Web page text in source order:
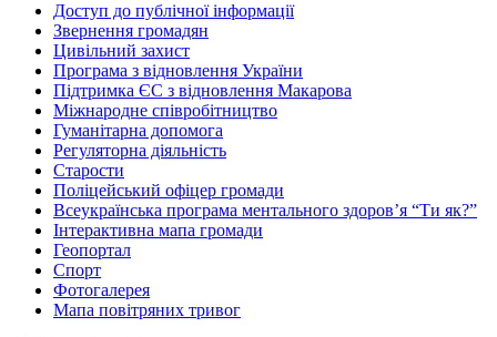
Доступ до публічної інформації
Звернення громадян
Цивільний захист
Програма з відновлення України
Підтримка ЄС з відновлення Макарова
Міжнародне співробітництво
Гуманітарна допомога
Регуляторна діяльність
Старости
Поліцейський офіцер громади
Всеукраїнська програма ментального здоров’я “Ти як?”
Інтерактивна мапа громади
Геопортал
Спорт
Фотогалерея
Мапа повітряних тривог